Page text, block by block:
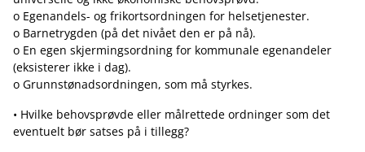
o Egenandels- og frikortsordningen for helsetjenester.
o Barnetrygden (på det nivået den er på nå).
o En egen skjermingsordning for kommunale egenandeler
(eksisterer ikke i dag).
o Grunnstønadsordningen, som må styrkes.
• Hvilke behovsprøvde eller målrettede ordninger som det
eventuelt bør satses på i tillegg?